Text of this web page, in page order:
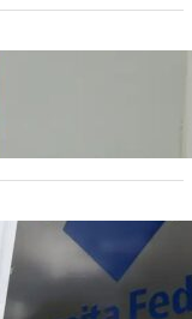
de R$ 13,9
segue para
da
para o